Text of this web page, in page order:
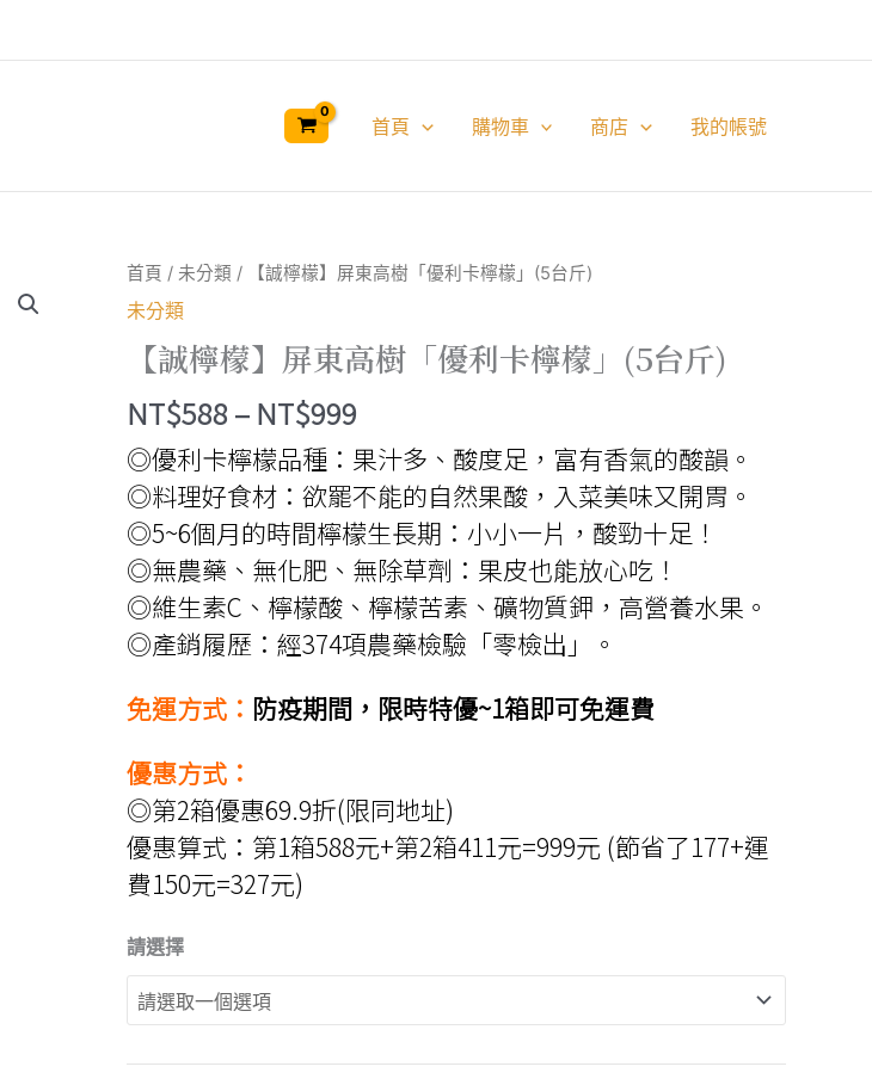
首頁 購物車 商店 我的帳號
首頁 / 未分類 / 【誠檸檬】屏東高樹「優利卡檸檬」(5台斤)
未分類
【誠檸檬】屏東高樹「優利卡檸檬」(5台斤)
NT$588 – NT$999
格
範
圍：
NT$588
到
NT$999
◎優利卡檸檬品種：果汁多、酸度足，富有香氣的酸韻。
◎料理好食材：欲罷不能的自然果酸，入菜美味又開胃。
◎5~6個月的時間檸檬生長期：小小一片，酸勁十足！
◎無農藥、無化肥、無除草劑：果皮也能放心吃！
◎維生素C、檸檬酸、檸檬苦素、礦物質鉀，高營養水果。
◎產銷履歷：經374項農藥檢驗「零檢出」。
免運方式： 防疫期間，限時特優~1箱即可免運費
優惠方式：
◎第2箱優惠69.9折(限同地址)
優惠算式：第1箱588元+第2箱411元=999元 (節省了177+運
費150元=327元)
請選擇